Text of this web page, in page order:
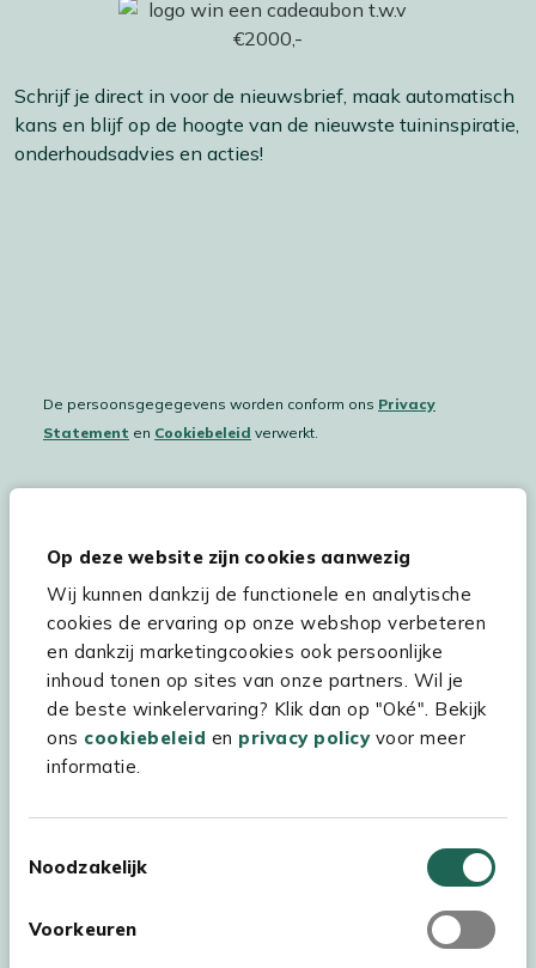
Op deze website zijn cookies aanwezig
Wij kunnen dankzij de functionele en analytische
cookies de ervaring op onze webshop verbeteren
en dankzij marketingcookies ook persoonlijke
inhoud tonen op sites van onze partners. Wil je
de beste winkelervaring? Klik dan op "Oké". Bekijk
ons cookiebeleid en privacy policyvoor meer
informatie.
Noodzakelijk
Voorkeuren
Schrijf je direct in voor de nieuwsbrief, maak automatisch
kans en blijf op de hoogte van de nieuwste tuininspiratie,
onderhoudsadvies en acties!
De persoonsgegegevens worden conform ons Privacy
Statement en Cookiebeleid verwerkt.
Hulp & service
Assortiment
Kees Smit Tuinmeubelen
Experience Stores XXL